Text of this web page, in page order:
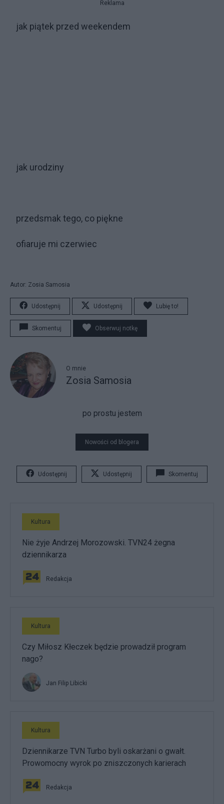
Reklama
jak piątek przed weekendem
jak urodziny
przedsmak tego, co piękne
ofiaruje mi czerwiec
Autor: Zosia Samosia
Udostępnij Udostępnij Lubię to!
Skomentuj Obserwuj notkę
O mnie
Zosia Samosia
po prostu jestem
Nowości od blogera
Udostępnij Udostępnij Skomentuj
Kultura
Nie żyje Andrzej Morozowski. TVN24 żegna
dziennikarza
Redakcja
Kultura
Czy Miłosz Kłeczek będzie prowadził program
nago?
Jan Filip Libicki
Kultura
Dziennikarze TVN Turbo byli oskarżani o gwałt.
Prowomocny wyrok po zniszczonych karierach
Redakcja